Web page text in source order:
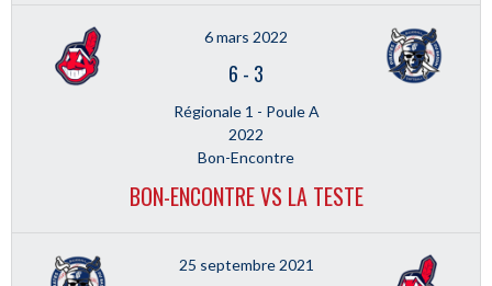
6 mars 2022
6 - 3
Régionale 1 - Poule A
2022
Bon-Encontre
BON-ENCONTRE VS LA TESTE
25 septembre 2021